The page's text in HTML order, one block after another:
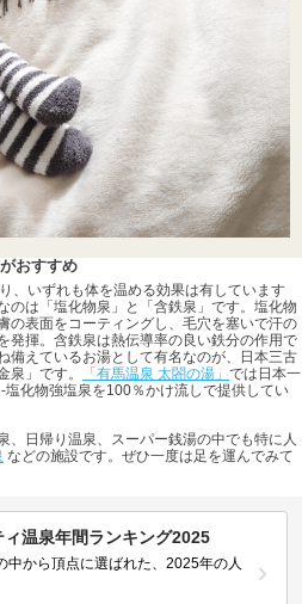
おすすめ
、いずれも体を温める効果は有しています
のは「塩化物泉」と「含鉄泉」です。塩化物
の表面をコーティングし、毛穴を塞いで汗の
発揮。含鉄泉は熱伝導率の良い鉄分の作用で
備えているお湯として有名なのが、日本三古
泉」です。
「有馬温泉 太閤の湯」 では日本一
化物強塩泉を100％かけ流しで提供してい
、日帰り温泉、スーパー銭湯の中でも特に人
などの施設です。ぜひ一度は足を運んでみて
温泉年間ランキング2025
中から頂点に選ばれた、2025年の人